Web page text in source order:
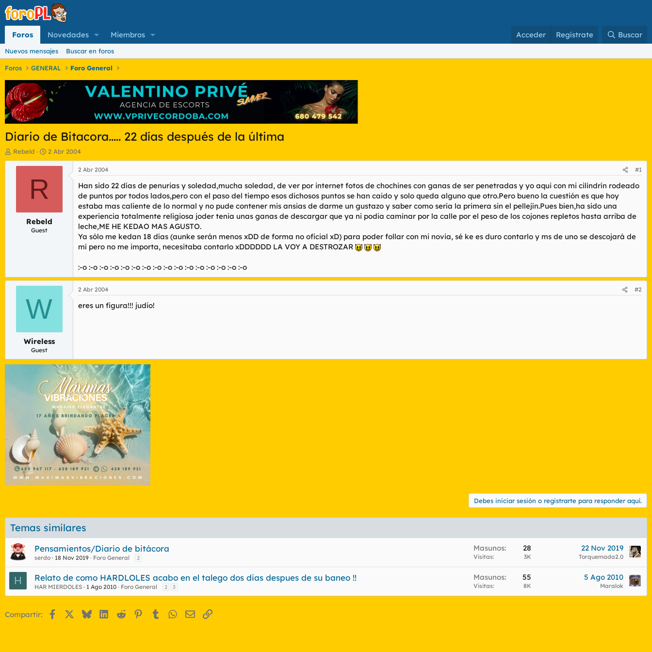
Foros Novedades Miembros Acceder Regístrate Buscar
Nuevos mensajes Buscar en foros
Foros GENERAL Foro General
Diario de Bitacora..... 22 días después de la última
I
n
o
a
Rebeld
F
e
c
i
n
2 Abr 2004
R
Rebeld
Guest
2 Abr 2004 #1
Han sido 22 días de penurias y soledad,mucha soledad, de ver por internet fotos de chochines con ganas de ser penetradas y yo aqui con mi cilindrín rodeado
de puntos por todos lados,pero con el paso del tiempo esos dichosos puntos se han caido y solo queda alguno que otro.Pero bueno la cuestión es que hoy
estaba mas caliente de lo normal y no pude contener mis ansias de darme un gustazo y saber como sería la primera sin el pellejín.Pues bien,ha sido una
experiencia totalmente religiosa joder tenia unas ganas de descargar que ya ni podia caminar por la calle por el peso de los cojones repletos hasta arriba de
leche,ME HE KEDAO MAS AGUSTO.
Ya sólo me kedan 18 días (aunke serán menos xDD de forma no oficial xD) para poder follar con mi novia, sé ke es duro contarlo y ms de uno se descojará de
mí pero no me importa, necesitaba contarlo xDDDDDD LA VOY A DESTROZAR
:-o :-o :-o :-o :-o :-o :-o :-o :-o :-o :-o :-o :-o :-o :-o :-o
W
Wireless
Guest
2 Abr 2004 #2
eres un figura!!! judio!
Debes iniciar sesión o registrarte para responder aquí.
Temas similares
Pensamientos/Diario de bitácora
serdo 18 Nov 2019 Foro General 2
Masunos 28
Visitas 3K
22 Nov 2019
Torquemada2.0
H Relato de como HARDLOLES acabo en el talego dos dias despues de su baneo !!
HAR MIERDOLES 1 Ago 2010 Foro General 2 3
Masunos 55
Visitas 8K
5 Ago 2010
Maralok
Compartir: FacebookBlueskyLinkedIn
Reddit Pinterest
Tumblr WhatsApp
EmailEnlace